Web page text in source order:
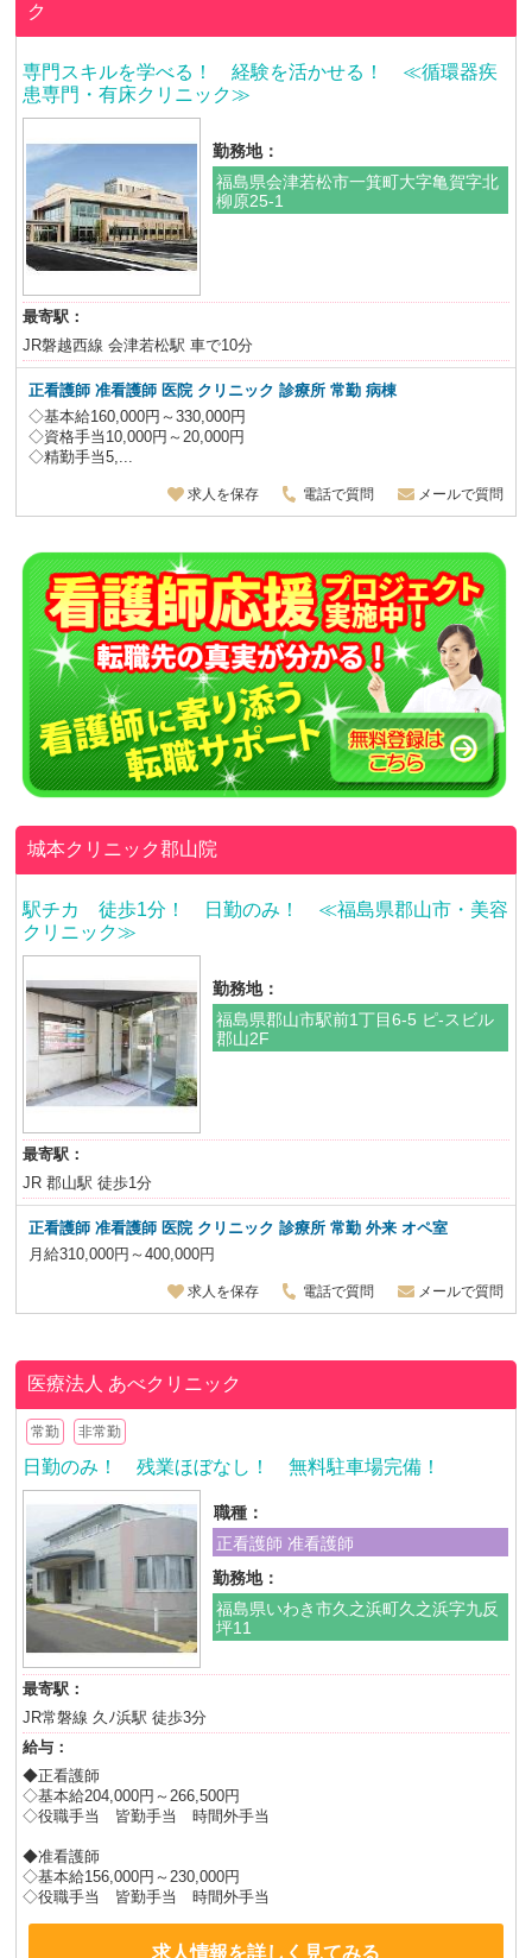
ク
専門スキルを学べる！ 経験を活かせる！ ≪循環器疾
患専門・有床クリニック≫
勤務地：
福島県会津若松市一箕町大字亀賀字北
柳原25-1
最寄駅：
JR磐越西線 会津若松駅 車で10分
正看護師 准看護師 医院 クリニック 診療所 常勤 病棟
◇基本給160,000円～330,000円
◇資格手当10,000円～20,000円
◇精勤手当5,...
求人を保存 電話で質問 メールで質問
城本クリニック郡山院
駅チカ 徒歩1分！ 日勤のみ！ ≪福島県郡山市・美容
クリニック≫
勤務地：
福島県郡山市駅前1丁目6-5 ピ-スビル
郡山2F
最寄駅：
JR 郡山駅 徒歩1分
正看護師 准看護師 医院 クリニック 診療所 常勤 外来 オペ室
月給310,000円～400,000円
求人を保存 電話で質問 メールで質問
医療法人 あべクリニック
常勤 非常勤
日勤のみ！ 残業ほぼなし！ 無料駐車場完備！
職種：
正看護師 准看護師
勤務地：
福島県いわき市久之浜町久之浜字九反
坪11
最寄駅：
JR常磐線 久ﾉ浜駅 徒歩3分
給与：
◆正看護師
◇基本給204,000円～266,500円
◇役職手当 皆勤手当 時間外手当
◆准看護師
◇基本給156,000円～230,000円
◇役職手当 皆勤手当 時間外手当
求人情報を詳しく見てみる